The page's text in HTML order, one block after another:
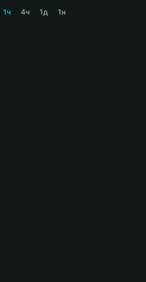
1ч 4ч 1д 1н